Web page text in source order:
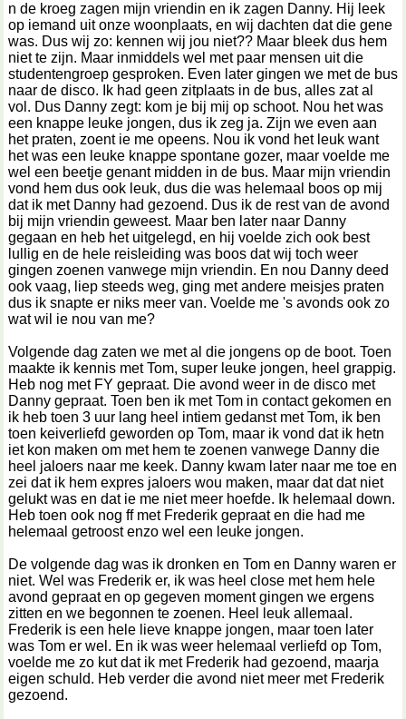
n de kroeg zagen mijn vriendin en ik zagen Danny. Hij leek
op iemand uit onze woonplaats, en wij dachten dat die gene
was. Dus wij zo: kennen wij jou niet?? Maar bleek dus hem
niet te zijn. Maar inmiddels wel met paar mensen uit die
studentengroep gesproken. Even later gingen we met de bus
naar de disco. Ik had geen zitplaats in de bus, alles zat al
vol. Dus Danny zegt: kom je bij mij op schoot. Nou het was
een knappe leuke jongen, dus ik zeg ja. Zijn we even aan
het praten, zoent ie me opeens. Nou ik vond het leuk want
het was een leuke knappe spontane gozer, maar voelde me
wel een beetje genant midden in de bus. Maar mijn vriendin
vond hem dus ook leuk, dus die was helemaal boos op mij
dat ik met Danny had gezoend. Dus ik de rest van de avond
bij mijn vriendin geweest. Maar ben later naar Danny
gegaan en heb het uitgelegd, en hij voelde zich ook best
lullig en de hele reisleiding was boos dat wij toch weer
gingen zoenen vanwege mijn vriendin. En nou Danny deed
ook vaag, liep steeds weg, ging met andere meisjes praten
dus ik snapte er niks meer van. Voelde me 's avonds ook zo
wat wil ie nou van me?
Volgende dag zaten we met al die jongens op de boot. Toen
maakte ik kennis met Tom, super leuke jongen, heel grappig.
Heb nog met FY gepraat. Die avond weer in de disco met
Danny gepraat. Toen ben ik met Tom in contact gekomen en
ik heb toen 3 uur lang heel intiem gedanst met Tom, ik ben
toen keiverliefd geworden op Tom, maar ik vond dat ik hetn
iet kon maken om met hem te zoenen vanwege Danny die
heel jaloers naar me keek. Danny kwam later naar me toe en
zei dat ik hem expres jaloers wou maken, maar dat dat niet
gelukt was en dat ie me niet meer hoefde. Ik helemaal down.
Heb toen ook nog ff met Frederik gepraat en die had me
helemaal getroost enzo wel een leuke jongen.
De volgende dag was ik dronken en Tom en Danny waren er
niet. Wel was Frederik er, ik was heel close met hem hele
avond gepraat en op gegeven moment gingen we ergens
zitten en we begonnen te zoenen. Heel leuk allemaal.
Frederik is een hele lieve knappe jongen, maar toen later
was Tom er wel. En ik was weer helemaal verliefd op Tom,
voelde me zo kut dat ik met Frederik had gezoend, maarja
eigen schuld. Heb verder die avond niet meer met Frederik
gezoend.